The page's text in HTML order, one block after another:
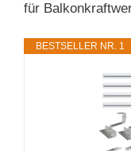
für
BESTSELLER NR. 1